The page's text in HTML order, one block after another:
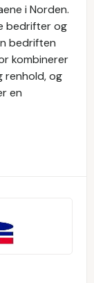
i Norden.
bedrifter og
bedriften
kombinerer
renhold, og
en